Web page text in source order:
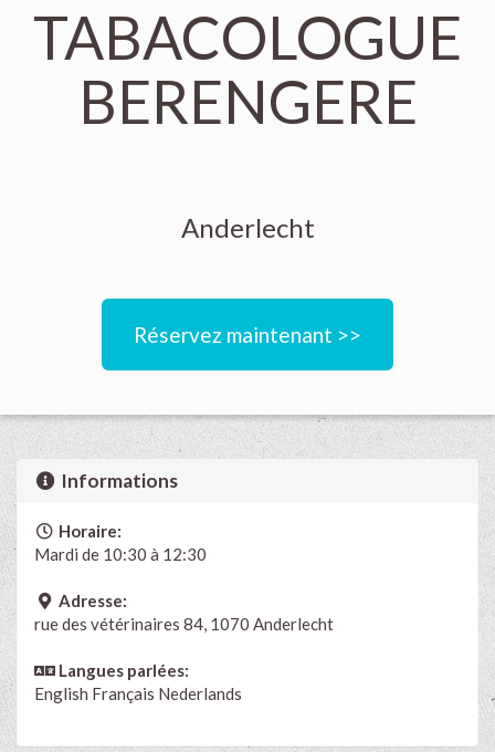
TABACOLOGUE
BERENGERE
Anderlecht
Réservez maintenant >>
Informations
Horaire:
Mardi de 10:30 à 12:30
Adresse:
rue des vétérinaires 84, 1070 Anderlecht
Langues parlées:
English Français Nederlands